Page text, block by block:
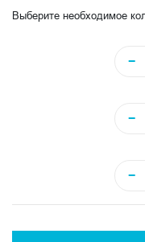
Выберите необходимое
−
−
−